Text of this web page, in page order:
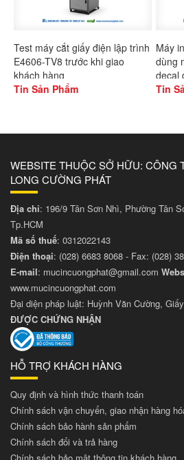
Test máy cắt giấy điện lập trình
E4606-TV8 trước khi giao
khách hàng
Tin Sản Phẩm
Máy
dùng
decal
Tin
WEBSITE THUỘC SỞ HỮU: CÔNG
LONG CƯỜNG PHÁT
Địa chỉ: 196/9 Tân Sơn Nhì, Phường Tân
Tp.HCM
Mã số thuế: 0312022143
Điện thoại: (028) 6683 8068 - Fax: (028)
E-mail: mucincuongphat@gmail.com
www.mucincuongphat.com
Đại diện pháp luật: Huỳnh Văn Cường,
ĐƯỢC CHỨNG NHẬN
HỖ TRỢ KHÁCH HÀNG
Quy định và hình thức thanh toán
Chính sách vận chuyển, giao nhận hàng
Chính sách bảo hành sản phẩm
Chính sách đổi và trả hàng
Chính sách bảo mật thông tin khách hàng